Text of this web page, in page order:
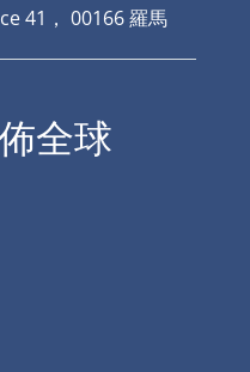
41， 00166 羅馬
全球